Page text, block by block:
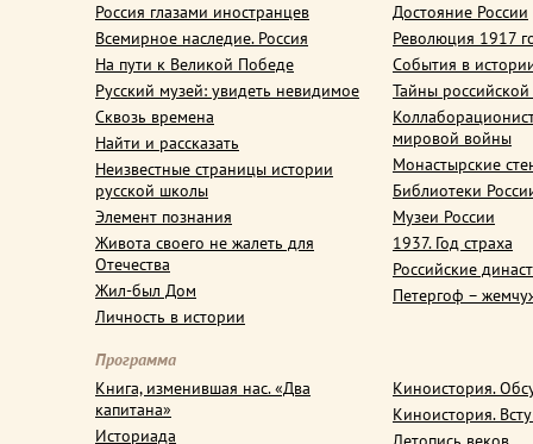
Россия глазами иностранцев
Всемирное наследие. Россия
На пути к Великой Победе
Русский музей: увидеть невидимое
Сквозь времена
Найти и рассказать
Неизвестные страницы истории
русской школы
Элемент познания
Живота своего не жалеть для
Отечества
Жил-был Дом
Личность в истории
Достояние России
Революция 1917
События в
Тайны
мировой войны
Монастырские
Библиотеки
Музеи России
1937. Год страха
Российские
Петергоф –
Программа
Книга, изменившая нас. «Два
капитана»
Историада
Киноистория.
Киноистория.